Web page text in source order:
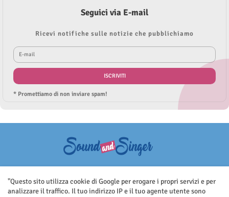
Seguici via E-mail
Ricevi notifiche sulle notizie che pubblichiamo
* Promettiamo di non inviare spam!
aggiornato senza nessuna periodicità. Non può pertanto considerarsi
un prodotto editoriale ai sensi della legge n.62 del 7.03.2001
"Questo sito utilizza cookie di Google per erogare i propri servizi e per
analizzare il traffico. Il tuo indirizzo IP e il tuo agente utente sono